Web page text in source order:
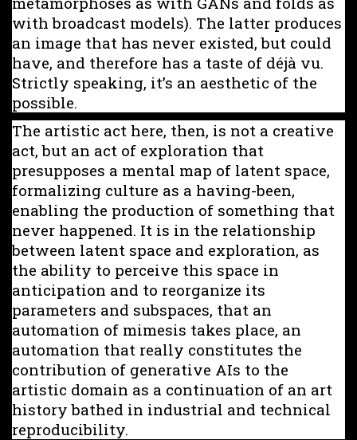
with broadcast models). The latter produces
an image that has never existed, but could
have, and therefore has a taste of déjà vu.
Strictly speaking, it’s an aesthetic of the
possible.
The artistic act here, then, is not a creative
act, but an act of exploration that
presupposes a mental map of latent space,
formalizing culture as a having-been,
enabling the production of something that
never happened. It is in the relationship
between latent space and exploration, as
the ability to perceive this space in
anticipation and to reorganize its
parameters and subspaces, that an
automation of mimesis takes place, an
automation that really constitutes the
contribution of generative AIs to the
artistic domain as a continuation of an art
history bathed in industrial and technical
reproducibility.